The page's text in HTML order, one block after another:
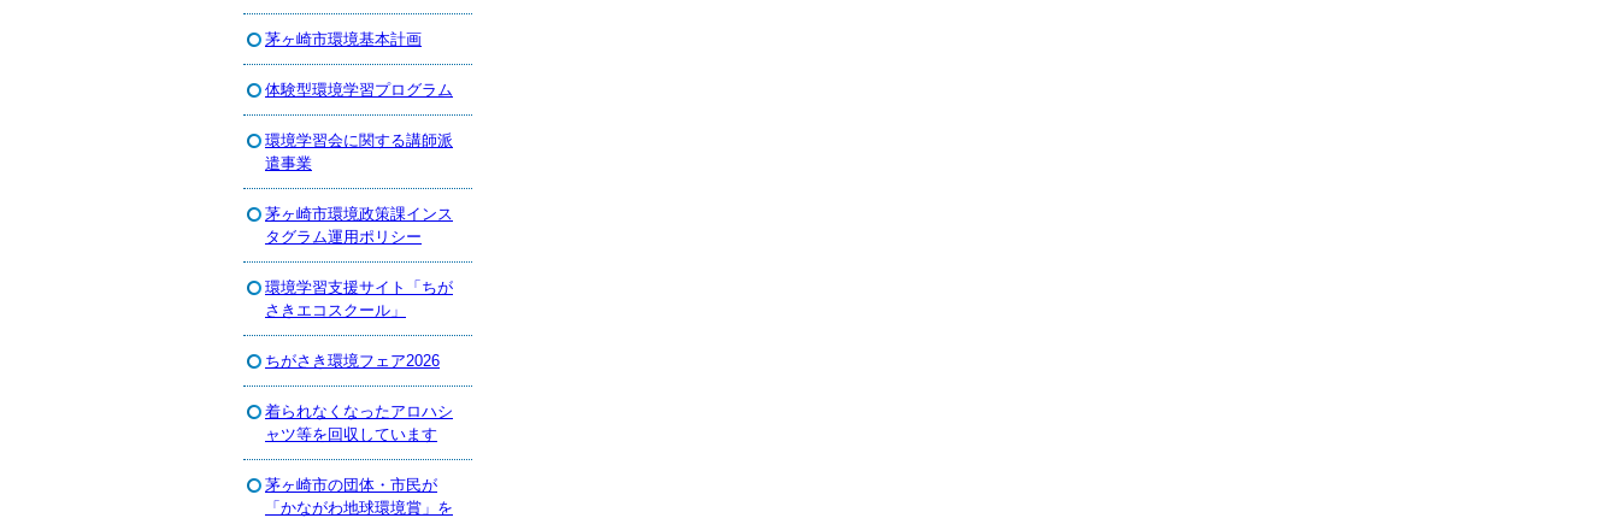
茅ヶ崎市環境基本計画
体験型環境学習プログラム
環境学習会に関する講師派
遣事業
茅ヶ崎市環境政策課インス
タグラム運用ポリシー
環境学習支援サイト「ちが
さきエコスクール」
ちがさき環境フェア2026
着られなくなったアロハシ
ャツ等を回収しています
茅ヶ崎市の団体・市民が
「かながわ地球環境賞」を